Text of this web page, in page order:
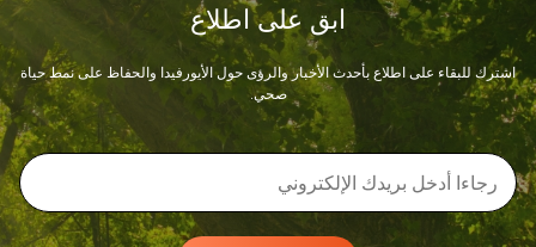
ابق على اطلاع
اشترك للبقاء على اطلاع بأحدث الأخبار والرؤى حول الأيورفيدا والحفاظ على نمط حياة
صحي.